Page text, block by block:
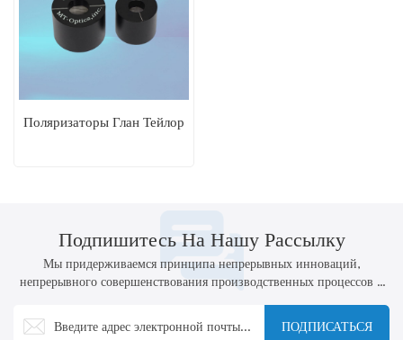
Поляризаторы Глан Тейлор
Подпишитесь На Нашу Рассылку
Мы придерживаемся принципа непрерывных инноваций,
непрерывного совершенствования производственных процессов и
ПОДПИСАТЬСЯ